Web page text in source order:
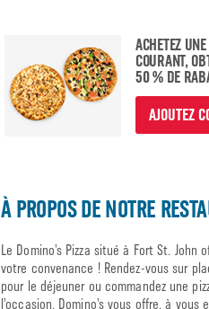
ACHETEZ
COURANT,
50 % DE
AJOUTEZ
À PROPOS DE NOTRE
Le Domino’s Pizza situé à Fort St.
votre convenance ! Rendez-vous sur
pour le déjeuner ou commandez une
l’occasion, Domino’s vous offre, à